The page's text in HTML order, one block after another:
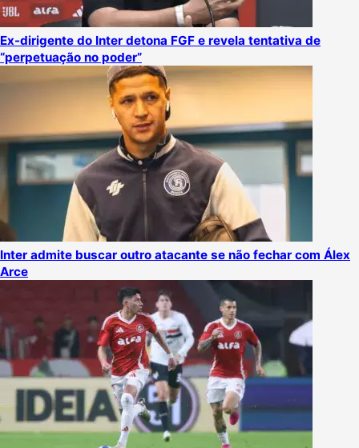
Ex-dirigente do Inter detona FGF e revela tentativa de
“perpetuação no poder”
Inter admite buscar outro atacante se não fechar com Álex
Arce